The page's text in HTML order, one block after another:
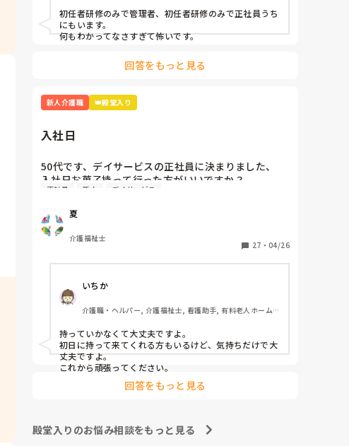
初任者研修のみで管理者、初任者研修のみで正社員うち
にもいます。
何もわかってなさすぎて怖いです。
回答をもっと見る
新人介護職 👑殿堂入り
入社日
50代です、デイサービスの正社員に決まりました、
入社日お菓子持って行った方がいいですか？
介護職経験は、デイケア、グループホーム、などあり
き参考にさせてくださいませ
正社員 新人 デイサービス
夏
介護福祉士
27 ・ 04/26
いちか
介護職・ヘルパー, 介護福祉士, 看護助手, 有料老人ホーム,
持っていかなくて大丈夫ですよ。
初日に持って来てくれる方もいるけど、気持ちだけで大
丈夫ですよ。
これから頑張ってください。
回答をもっと見る
殿堂入りのお悩み相談をもっと見る